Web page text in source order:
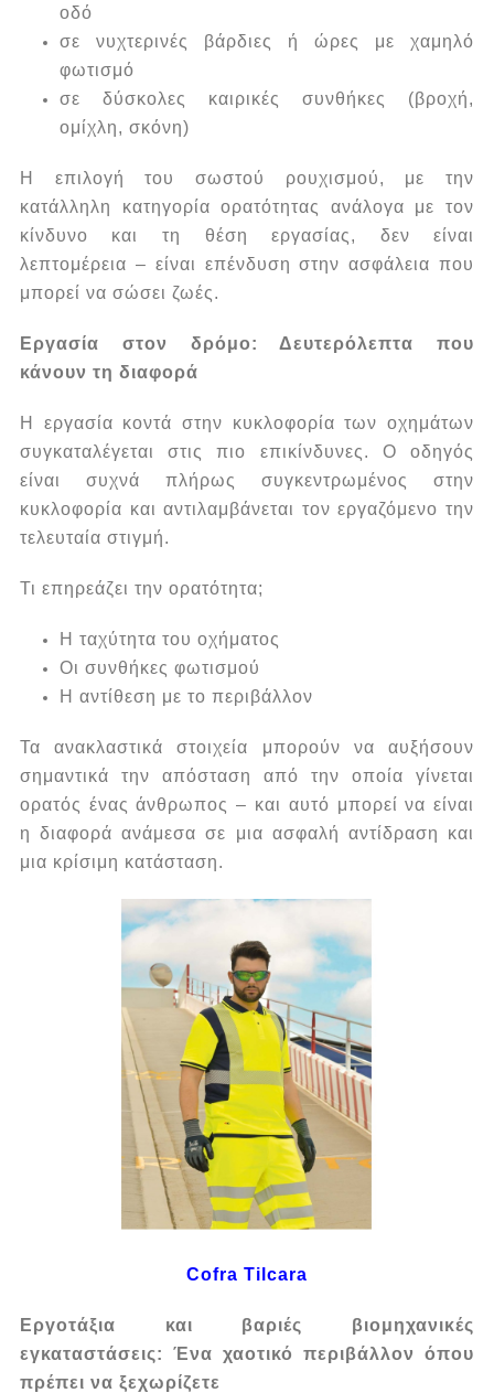
οδό
σε νυχτερινές βάρδιες ή ώρες με χαμηλό
φωτισμό
σε δύσκολες καιρικές συνθήκες (βροχή,
ομίχλη, σκόνη)
Η επιλογή του σωστού ρουχισμού, με την
κατάλληλη κατηγορία ορατότητας ανάλογα με τον
κίνδυνο και τη θέση εργασίας, δεν είναι
λεπτομέρεια – είναι επένδυση στην ασφάλεια που
μπορεί να σώσει ζωές.
Εργασία στον δρόμο: Δευτερόλεπτα που
κάνουν τη διαφορά
Η εργασία κοντά στην κυκλοφορία των οχημάτων
συγκαταλέγεται στις πιο επικίνδυνες. Ο οδηγός
είναι συχνά πλήρως συγκεντρωμένος στην
κυκλοφορία και αντιλαμβάνεται τον εργαζόμενο την
τελευταία στιγμή.
Τι επηρεάζει την ορατότητα;
Η ταχύτητα του οχήματος
Οι συνθήκες φωτισμού
Η αντίθεση με το περιβάλλον
Τα ανακλαστικά στοιχεία μπορούν να αυξήσουν
σημαντικά την απόσταση από την οποία γίνεται
ορατός ένας άνθρωπος – και αυτό μπορεί να είναι
η διαφορά ανάμεσα σε μια ασφαλή αντίδραση και
μια κρίσιμη κατάσταση.
Cofra Tilcara
Εργοτάξια και βαριές βιομηχανικές
εγκαταστάσεις: Ένα χαοτικό περιβάλλον όπου
πρέπει να ξεχωρίζετε